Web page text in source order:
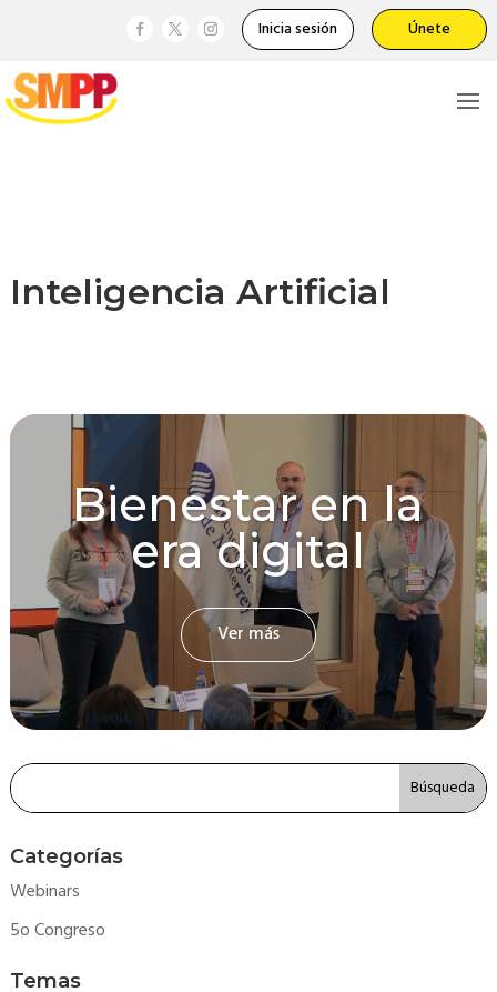
Inicia sesión Únete
Inteligencia Artificial
Bienestar en la
era digital
Ver más
Categorías
Webinars
5o Congreso
Temas